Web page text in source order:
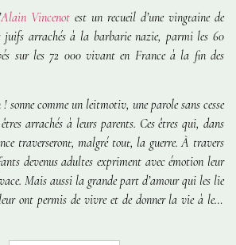
Alain Vincenot est un recueil d’une vingtaine de
juifs arrachés à la barbarie nazie, parmi les 60
sur les 72 000 vivant en France à la fin des
! sonne comme un leitmotiv, une parole sans cesse
arrachés à leurs parents. Ces êtres qui, dans
traverseront, malgré tout, la guerre. À travers
devenus adultes expriment avec émotion leur
Mais aussi la grande part d’amour qui les lie
ont permis de vivre et de donner la vie à leur